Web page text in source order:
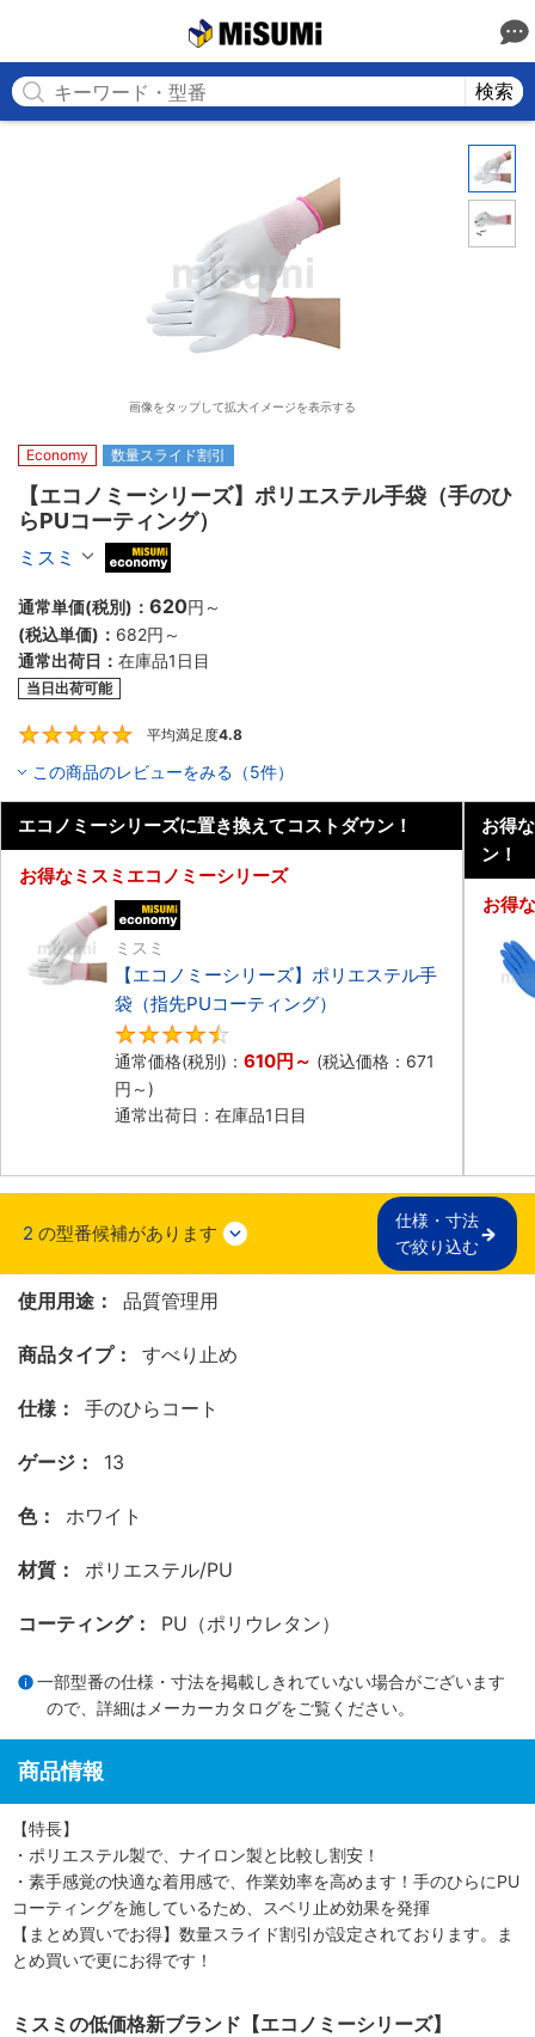
検索
画像をタップして拡大イメージを表示する
Economy 数量スライド割引
【エコノミーシリーズ】ポリエステル手袋（手のひ
らPUコーティング）
ミスミ
通常単価(税別)： 620円 ～
(税込単価)： 682円 ～
通常出荷日： 在庫品1日目
当日出荷可能
平均満足度4.8
この商品のレビューをみる（5件）
エコノミーシリーズに置き換えてコストダウン！
お得なミスミエコノミーシリーズ
ミスミ
【エコノミーシリーズ】ポリエステル手
袋（指先PUコーティング）
通常価格(税別)： 610円 ～ (税込価格： 671
円 ～)
通常出荷日：在庫品1日目
お得
ン！
お得
2 の型番候補があります
仕様・寸法
で絞り込む
使用用途： 品質管理用
商品タイプ： すべり止め
仕様： 手のひらコート
ゲージ： 13
色： ホワイト
材質： ポリエステル/PU
コーティング： PU（ポリウレタン）
一部型番の仕様・寸法を掲載しきれていない場合がございます
ので、詳細は メーカーカタログをご覧ください。
商品情報
【特長】
・ポリエステル製で、ナイロン製と比較し割安！
・素手感覚の快適な着用感で、作業効率を高めます！手のひらにPU
コーティングを施しているため、スベリ止め効果を発揮
【まとめ買いでお得】数量スライド割引が設定されております。ま
とめ買いで更にお得です！
ミスミの低価格新ブランド【エコノミーシリーズ】